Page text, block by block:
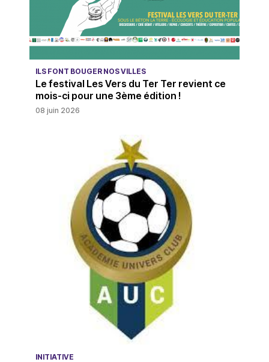
ILS FONT BOUGER NOS VILLES
Le festival Les Vers du Ter Ter revient ce
mois-ci pour une 3ème édition !
08 juin 2026
INITIATIVE